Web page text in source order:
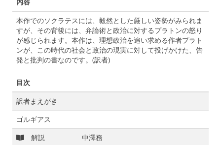
本作でのソクラテスには、毅然とした厳しい姿勢がみられま
すが、その背後には、弁論術と政治に対するプラトンの怒り
が感じられます。本作は、理想政治を追い求める作者プラト
ンが、この時代の社会と政治の現実に対して投げかけた、告
発と批判の書なのです。(訳者)
目次
訳者まえがき
ゴルギアス
解説
中澤務